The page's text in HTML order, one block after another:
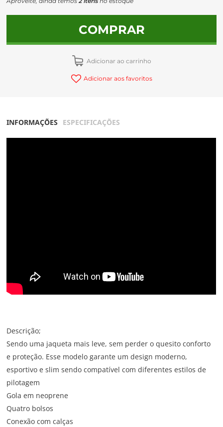
COMPRAR
Adicionar ao carrinho
Adicionar aos favoritos
INFORMAÇÕES ESPECIFICAÇÕES
Descrição;
Sendo uma jaqueta mais leve, sem perder o quesito conforto
e proteção. Esse modelo garante um design moderno,
esportivo e slim sendo compatível com diferentes estilos de
pilotagem
Gola em neoprene
Quatro bolsos
Conexão com calças